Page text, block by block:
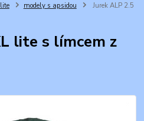
modely s apsidou
Jurek ALP 2.5
lite s límcem z